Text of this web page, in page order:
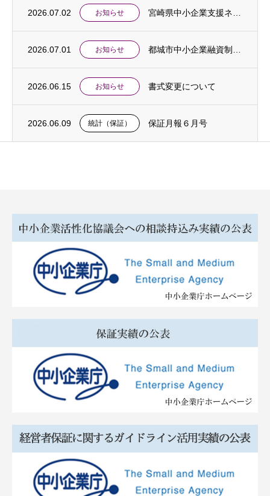
2026.07.02 お知らせ
2026.07.01 お知らせ
2026.06.15 お知らせ 書式変更について
2026.06.09 統計（保証） 保証月報６月号